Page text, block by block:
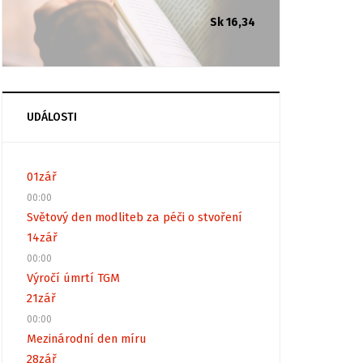
Sk 16,34
UDÁLOSTI
01zář
00:00
Světový den modliteb za péči o stvoření
14zář
00:00
Výročí úmrtí TGM
21zář
00:00
Mezinárodní den míru
28zář